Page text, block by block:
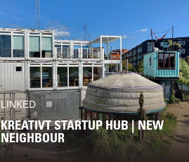
LINKED
KREATIVT STARTUP HUB | NEW
NEIGHBOUR